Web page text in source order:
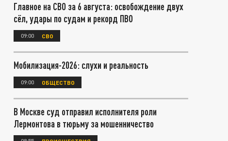
Главное на СВО за 6 августа: освобождение двух
сёл, удары по судам и рекорд ПВО
09:00 СВО
Мобилизация-2026: слухи и реальность
09:00 ОБЩЕСТВО
В Москве суд отправил исполнителя роли
Лермонтова в тюрьму за мошенничество